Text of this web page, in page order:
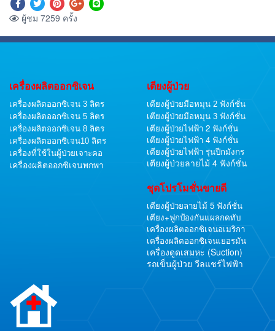
ผู้ชม 7259 ครั้ง
เครื่องผลิตออกซิเจน
เครื่องผลิตออกซิเจน 3 ลิตร
เครื่องผลิตออกซิเจน 5 ลิตร
เครื่องผลิตออกซิเจน 8 ลิตร
เครื่องผลิตออกซิเจน10 ลิตร
เครื่องที่ใช้ในผู้ป่วยเจาะคอ
เครื่องผลิตออกซิเจนพกพา
เตียงผู้ป่วย
เตียงผู้ป่วยมือหมุน 2 ฟังก์ชั่น
เตียงผู้ป่วยมือหมุน 3 ฟังก์ชั่น
เตียงผู้ป่วยไฟฟ้า 2 ฟังก์ชั่น
เตียงผู้ป่วยไฟฟ้า 4 ฟังก์ชั่น
เตียงผู้ป่วยไฟฟ้า รุ่นปีกมังกร
เตียงผู้ป่วยลายไม้ 4 ฟังก์ชั่น
ชุดโปรโมชั่นขายดี
เตียงผู้ป่วยลายไม้ 5 ฟังก์ชั่น
เตียง+ฟูกป้องกันแผลกดทับ
เครื่องผลิตออกซิเจนอเมริกา
เครื่องผลิตออกซิเจนเยอรมัน
เครื่องดูดเสมหะ (Suction)
รถเข็นผู้ป่วย วีลแชร์ไฟฟ้า